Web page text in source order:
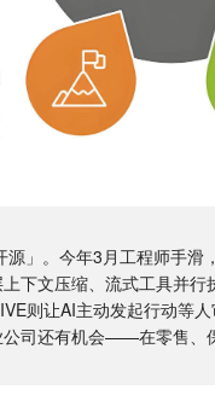
。今年3月工程师手滑
下文压缩、流式工具并
则让AI主动发起行动等
司还有机会——在零售、